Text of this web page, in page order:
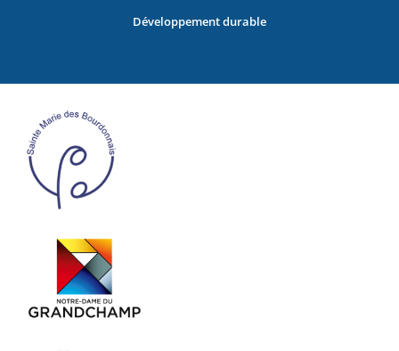
Développement durable